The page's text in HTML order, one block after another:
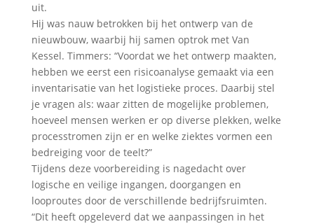
uit.
Hij was nauw betrokken bij het ontwerp van de
nieuwbouw, waarbij hij samen optrok met Van
Kessel. Timmers: “Voordat we het ontwerp maakten,
hebben we eerst een risicoanalyse gemaakt via een
inventarisatie van het logistieke proces. Daarbij stel
je vragen als: waar zitten de mogelijke problemen,
hoeveel mensen werken er op diverse plekken, welke
processtromen zijn er en welke ziektes vormen een
bedreiging voor de teelt?”
Tijdens deze voorbereiding is nagedacht over
logische en veilige ingangen, doorgangen en
looproutes door de verschillende bedrijfsruimten.
“Dit heeft opgeleverd dat we aanpassingen in het